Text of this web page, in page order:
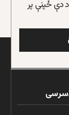
دې ځپنې پر